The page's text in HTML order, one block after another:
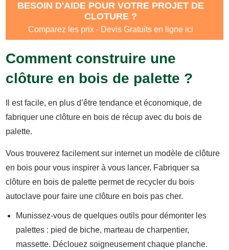
BESOIN D'AIDE POUR VOTRE PROJET DE
CLOTURE ?
Comparez les prix - Devis Gratuits en ligne ici
Comment construire une
clôture en bois de palette ?
Il est facile, en plus d’être tendance et économique, de
fabriquer une clôture en bois de récup avec du bois de
palette.
Vous trouverez facilement sur internet un modèle de clôture
en bois pour vous inspirer à vous lancer. Fabriquer sa
clôture en bois de palette permet de recycler du bois
autoclave pour faire une clôture en bois pas cher.
Munissez-vous de quelques outils pour démonter les
palettes : pied de biche, marteau de charpentier,
massette. Déclouez soigneusement chaque planche.